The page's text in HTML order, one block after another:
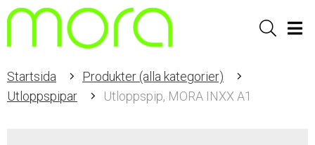
Sök
Startsida
Produkter (alla kategorier)
Utloppspipar
Utloppspip, MORA INXX A1